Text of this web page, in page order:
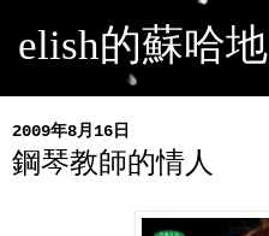
elish的蘇哈地
2009年8月16日
鋼琴教師的情人